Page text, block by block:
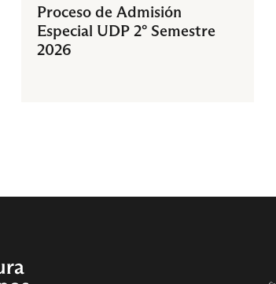
Proceso de Admisión
Especial UDP 2° Semestre
2026